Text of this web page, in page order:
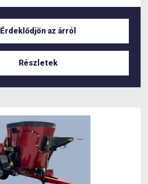
Érdeklődjön az árról
Részletek